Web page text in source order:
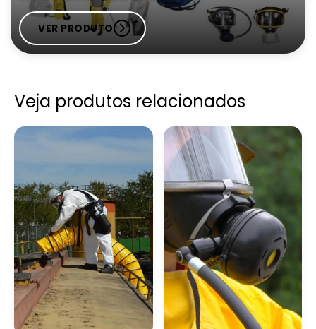
Oxigênio Líquido Industrial Em Valinhos
Distribuidora De Gases Industriais
Distribuidora De Oxigênio Medicinal
Oxigênio Industrial Em Jaguariúna
Empresa De Oxigênio Medicinal
Oxigênio Industrial Em Paulínia
Distribuidora Gases Medicinais
Oxigênio Industrial Em Rio Claro
VER PRODUTO
Veja produtos relacionados